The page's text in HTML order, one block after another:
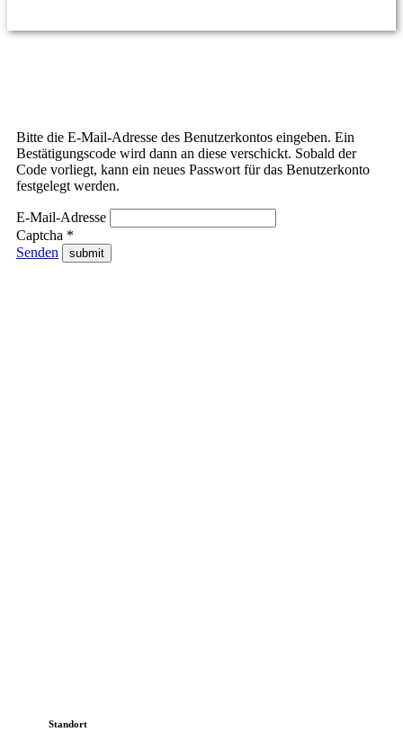
Bitte die E-Mail-Adresse des Benutzerkontos eingeben. Ein
Bestätigungscode wird dann an diese verschickt. Sobald der
Code vorliegt, kann ein neues Passwort für das Benutzerkonto
festgelegt werden.
E-Mail-Adresse
Captcha *
Senden
Standort